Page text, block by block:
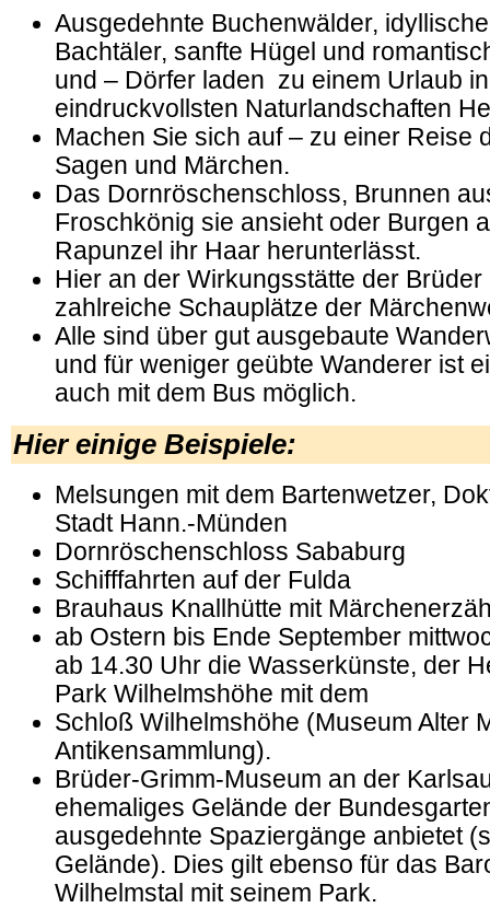
Ausgedehnte Buchenwälder,
Bachtäler, sanfte Hügel und
und – Dörfer laden zu einem Urlaub
eindruckvollsten Naturlandschaften
Machen Sie sich auf – zu einer Reise
Sagen und Märchen.
Das Dornröschenschloss, Brunnen
Froschkönig sie ansieht oder Burgen
Rapunzel ihr Haar herunterlässt.
Hier an der Wirkungsstätte der
zahlreiche Schauplätze der
Alle sind über gut ausgebaute
und für weniger geübte Wanderer ist
auch mit dem Bus möglich.
Hier einige Beispiele:
Melsungen mit dem Bartenwetzer,
Stadt Hann.-Münden
Dornröschenschloss Sababurg
Schifffahrten auf der Fulda
Brauhaus Knallhütte mit
ab Ostern bis Ende September
ab 14.30 Uhr die Wasserkünste, der
Park Wilhelmshöhe mit dem
Schloß Wilhelmshöhe (Museum Alter
Antikensammlung).
Brüder-Grimm-Museum an der
ehemaliges Gelände der
ausgedehnte Spaziergänge anbietet
Gelände). Dies gilt ebenso für das
Wilhelmstal mit seinem Park.